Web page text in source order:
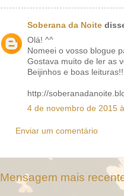
Soberana da Noite
Olá! ^^
Nomeei o vosso blogue
Gostava muito de ler as
Beijinhos e boas
http://
4 de novembro de 2015
Enviar um comentário
Mensagem mais